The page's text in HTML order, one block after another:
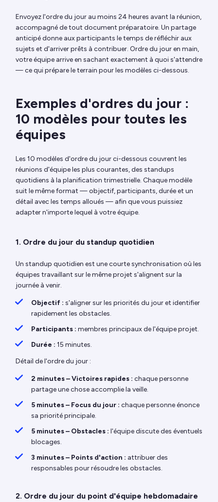
Envoyez l'ordre du jour au moins 24 heures avant la réunion,
accompagné de tout document préparatoire. Un partage
anticipé donne aux participants le temps de réfléchir aux
sujets et d'arriver prêts à contribuer. Ordre du jour en main,
votre équipe arrive en sachant exactement à quoi s'attendre
— ce qui prépare le terrain pour les modèles ci-dessous.
Exemples d'ordres du jour :
10 modèles pour toutes les
équipes
Les 10 modèles d'ordre du jour ci-dessous couvrent les
réunions d'équipe les plus courantes, des standups
quotidiens à la planification trimestrielle. Chaque modèle
suit le même format — objectif, participants, durée et un
détail avec les temps alloués — afin que vous puissiez
adapter n'importe lequel à votre équipe.
1. Ordre du jour du standup quotidien
Un standup quotidien est une courte synchronisation où les
équipes travaillant sur le même projet s'alignent sur la
journée à venir.
Objectif : s'aligner sur les priorités du jour et identifier
rapidement les obstacles.
Participants : membres principaux de l'équipe projet.
Durée : 15 minutes.
Détail de l'ordre du jour :
2 minutes – Victoires rapides : chaque personne
partage une chose accomplie la veille.
5 minutes – Focus du jour : chaque personne énonce
sa priorité principale.
5 minutes – Obstacles : l'équipe discute des éventuels
blocages.
3 minutes – Points d'action : attribuer des
responsables pour résoudre les obstacles.
2. Ordre du jour du point d'équipe hebdomadaire